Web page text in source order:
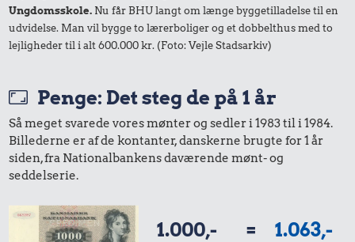
Ungdomsskole. Nu får BHU langt om længe byggetilladelse til en
udvidelse. Man vil bygge to lærerboliger og et dobbelthus med to
lejligheder til i alt 600.000 kr. (Foto: Vejle Stadsarkiv)
Penge: Det steg de på 1 år
Så meget svarede vores mønter og sedler i 1983 til i 1984.
Billederne er af de kontanter, danskerne brugte for 1 år
siden, fra Nationalbankens daværende mønt- og
seddelserie.
1.000,- = 1.063,-